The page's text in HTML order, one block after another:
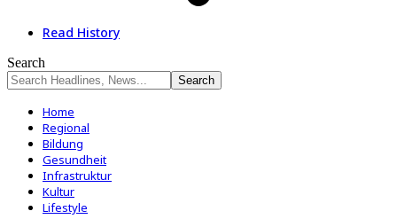
Read History
Search
Home
Regional
Bildung
Gesundheit
Infrastruktur
Kultur
Lifestyle